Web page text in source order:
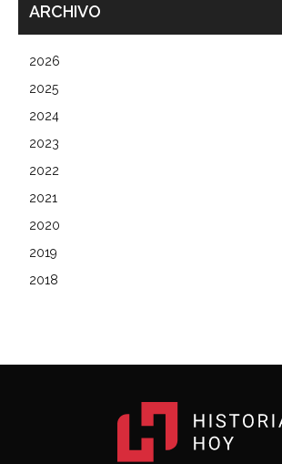
ARCHIVO
2026
2025
2024
2023
2022
2021
2020
2019
2018